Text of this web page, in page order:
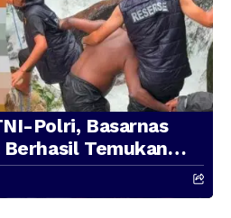
Polri, Basarnas
Temukan
Barat yang
Memti